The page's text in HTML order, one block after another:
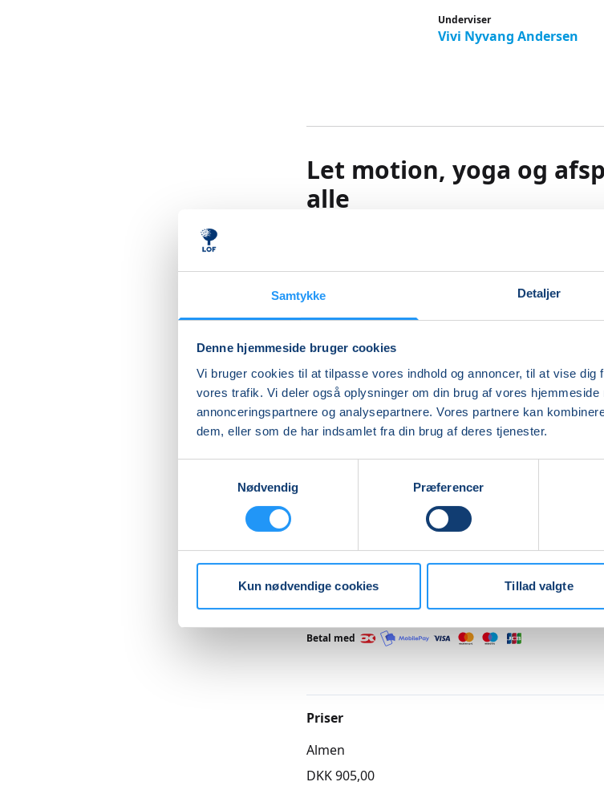
Samtykke Detaljer
Denne hjemmeside bruger cookies
Vi bruger cookies til at tilpasse vores indhold og annoncer, til at vise
vores trafik. Vi deler også oplysninger om din brug af vores
annonceringspartnere og analysepartnere. Vores partnere kan
dem, eller som de har indsamlet fra din brug af deres tjenester.
Nødvendig
Præferencer
Kun nødvendige cookies Tillad valgte
Underviser
Vivi Nyvang Andersen
Let motion, yoga og
alle
På dette hold kommer vi hele kroppen igennem.
Vi starter med at varme op, bevæge os og får
Derefter laver vi yoga øvelser der styrker
Vi slutter af med afspænding som giver ro i
Betal med
Priser
Almen
DKK 905,00